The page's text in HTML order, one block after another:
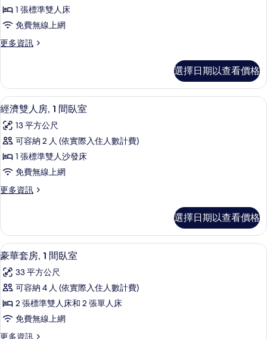
條
雙
房,
間
臥
室
的
所
有
相
片
1 張標準雙人床
免費無線上網
更多資訊
更
雙
人
房,
間
臥
的
詳
選擇日期以查看價格
顯
示
經
濟
雙
房,
間
臥
室
的
所
有
相
片
1 間臥室、折疊床/加床、免費無線上
9
經濟雙人房, 1 間臥室
13 平方公尺
可容納 2 人 (依實際入住人數計費)
1 張標準雙人沙發床
免費無線上網
更多資訊
更
雙
人
房,
間
臥
的
詳
選擇日期以查看價格
顯
示
豪
華
套
豪華套房, 1 間臥室 | 1 間臥室、折疊
3
豪華套房, 1 間臥室
33 平方公尺
可容納 4 人 (依實際入住人數計費)
2 張標準雙人床和 2 張單人床
免費無線上網
更多資訊
更